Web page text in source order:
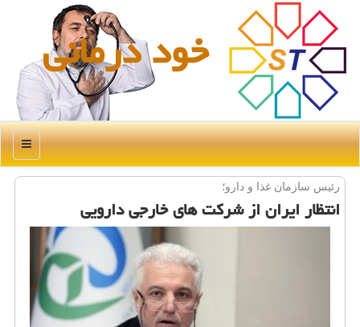
خود درمانی
منو
رئیس سازمان غذا و دارو؛
انتظار ایران از شركت های خارجی دارویی